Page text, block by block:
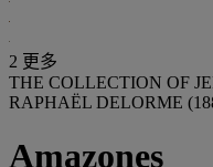
2 更多
THE COLLECTION OF
RAPHAËL DELORME
Amazones